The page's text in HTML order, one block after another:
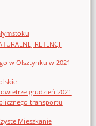
RETENCJI
w Olsztynku w 2021
grudzień 2021
transportu
Mieszkanie